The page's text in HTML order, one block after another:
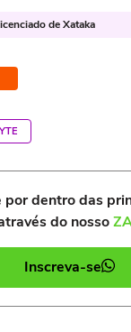
de Xataka
por dentro das
do nosso
Inscreva-se